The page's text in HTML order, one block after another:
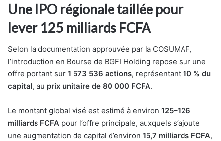
Une IPO régionale taillée pour
lever 125 milliards FCFA
Selon la documentation approuvée par la COSUMAF,
l’introduction en Bourse de BGFI Holding repose sur une
offre portant sur 1 573 536 actions, représentant 10 % du
capital, au prix unitaire de 80 000 FCFA.
Le montant global visé est estimé à environ 125–126
milliards FCFA pour l’offre principale, auxquels s’ajoute
une augmentation de capital d’environ 15,7 milliards FCFA,